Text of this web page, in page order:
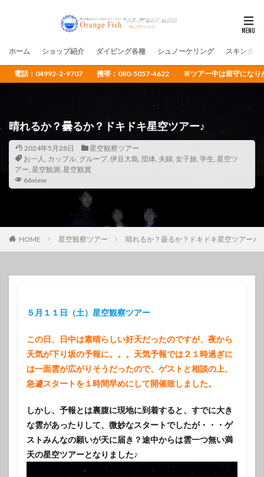
ホーム ショップ紹介 ダイビング各種 シュノーケリング スキンダイ
電話：04992-2-9707 携帯：080-5057-4622 ※ツアー中は留守になりがち
晴れるか？曇るか？ドキドキ星空ツアー♪
2024年5月28日
星空観察ツアー
お一人, カップル, グループ, 伊豆大島, 団体, 夫婦, 女子旅, 学生, 星空ツ
アー, 星空観測, 星空観賞
66view
HOME 星空観察ツアー 晴れるか？曇るか？ドキドキ星空ツアー♪
５月１１日（土）星空観察ツアー
この日、日中は素晴らしい好天だったのですが、夜から
天気が下り坂の予報に。。。天気予報では２１時過ぎに
は一面雲が広がりそうだったので、ゲストと相談の上、
急遽スタートを１時間早めにして開催致しました。
しかし、予報とは裏腹に現地に到着すると、すでに大き
な雲があったりして、微妙なスタートでしたが・・・ゲ
ストみんなの願いが天に届き？途中からは雲一つ無い満
天の星空ツアーとなりました♪